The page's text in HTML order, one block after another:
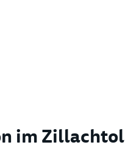
im Zillachtol